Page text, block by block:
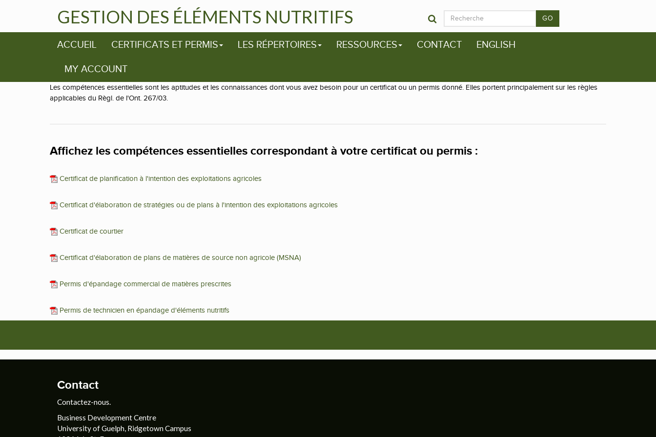
GESTION DES ÉLÉMENTS NUTRITIFS GO
ACCUEIL CERTIFICATS ET PERMIS LES RÉPERTOIRES RESSOURCES CONTACT ENGLISH
MY ACCOUNT
Les compétences essentielles sont les aptitudes et les connaissances dont vous avez besoin pour un certificat ou un permis donné. Elles portent principalement sur les règles
applicables du Règl. de l'Ont. 267/03.
Affichez les compétences essentielles correspondant à votre certificat ou permis :
Certificat de planification à l'intention des exploitations agricoles
Certificat d'élaboration de stratégies ou de plans à l'intention des exploitations agricoles
Certificat de courtier
Certificat d'élaboration de plans de matières de source non agricole (MSNA)
Permis d'épandage commercial de matières prescrites
Permis de technicien en épandage d'éléments nutritifs
Contact
Contactez-nous.
Business Development Centre
University of Guelph, Ridgetown Campus